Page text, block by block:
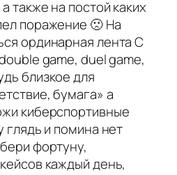
также на постой каких
поражение 🙁 На
ординарная лента С
game, duel game,
близкое для
бумага» а
киберспортивные
глядь и помина нет
фортуну,
каждый день,